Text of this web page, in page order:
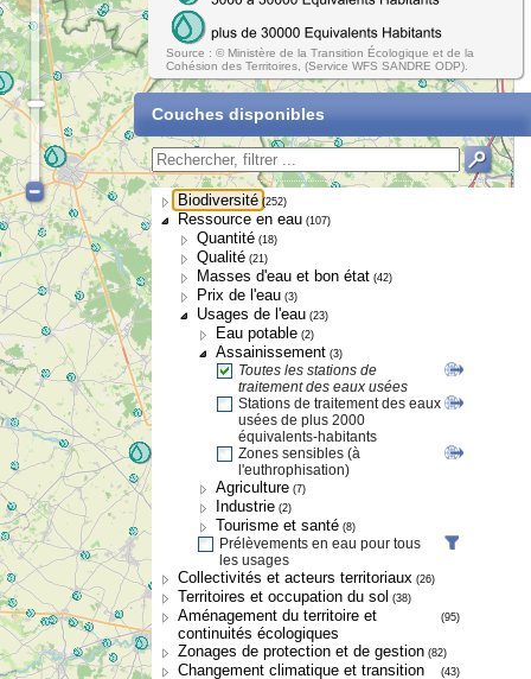
Source : © Ministère de la Transition Écologique et de la
Cohésion des Territoires, (Service WFS SANDRE ODP).
Couches disponibles
Biodiversité (252)
Ressource en eau (107)
Quantité (18)
Qualité (21)
Masses d'eau et bon état (42)
Prix de l'eau (3)
Usages de l'eau (23)
Eau potable (2)
Assainissement (3)
Toutes les stations de
traitement des eaux usées
Stations de traitement des eaux
usées de plus 2000
équivalents-habitants
Zones sensibles (à
l'euthrophisation)
Agriculture (7)
Industrie (2)
Tourisme et santé (8)
Prélèvements en eau pour tous
les usages
Collectivités et acteurs territoriaux (26)
Territoires et occupation du sol (38)
Aménagement du territoire et
continuités écologiques
(95)
Zonages de protection et de gestion (82)
Changement climatique et transition (43)